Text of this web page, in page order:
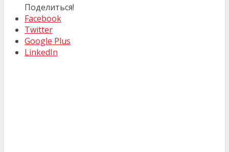
Поделиться!
Facebook
Twitter
Google Plus
LinkedIn